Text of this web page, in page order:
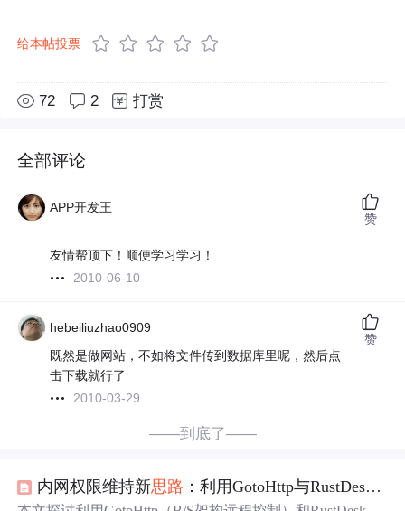
给本帖投票
72 2 打赏
全部评论
APP开发王
友情帮顶下！顺便学习学习！
2010-06-10
赞
hebeiliuzhao0909
既然是做网站，不如将文件传到数据库里呢，然后点
击下载就行了
2010-03-29
赞
——到底了——
内网权限维持新思路 ：利用GotoHttp与RustDesk构建隐蔽通道